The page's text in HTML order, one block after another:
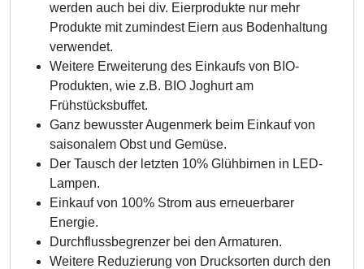
werden auch bei div. Eierprodukte nur mehr
Produkte mit zumindest Eiern aus Bodenhaltung
verwendet.
Weitere Erweiterung des Einkaufs von BIO-
Produkten, wie z.B. BIO Joghurt am
Frühstücksbuffet.
Ganz bewusster Augenmerk beim Einkauf von
saisonalem Obst und Gemüse.
Der Tausch der letzten 10% Glühbirnen in LED-
Lampen.
Einkauf von 100% Strom aus erneuerbarer
Energie.
Durchflussbegrenzer bei den Armaturen.
Weitere Reduzierung von Drucksorten durch den